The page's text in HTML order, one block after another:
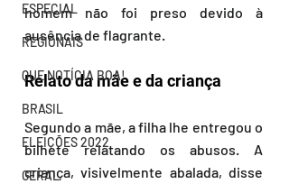
ESPECIAL
REGIONAIS
QUE NOTÍCIA BOA!
BRASIL
ELEIÇÕES 2022
GERAL
homem não foi preso devido à
ausência de flagrante.
Relato da mãe e da criança
Segundo a mãe, a filha lhe entregou o
bilhete relatando os abusos. A
criança, visivelmente abalada, disse